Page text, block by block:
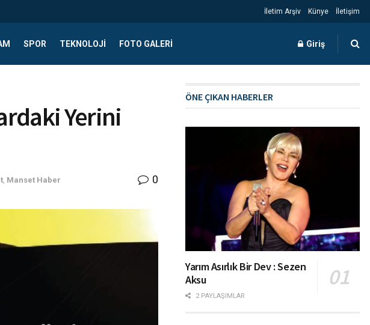
İletim Arşiv Künye İletişim
SPOR TEKNOLOJI FOTO GALERI Giriş
Yerini
Manset Haber 0
ÖNE ÇIKAN HABERLER
Yarım Asırlık Bir Dev : Sezen
Aksu
2 PAYLAŞIMLAR